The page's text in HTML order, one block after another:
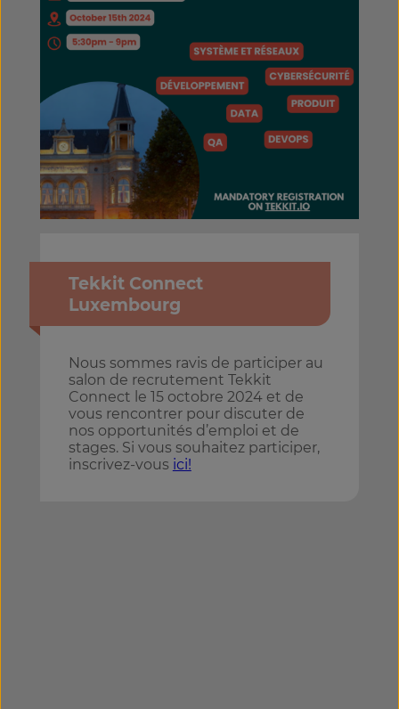
Tekkit Connect
Luxembourg
Nous sommes ravis de participer au
salon de recrutement Tekkit
Connect le 15 octobre 2024 et de
vous rencontrer pour discuter de
nos opportunités d’emploi et de
stages. Si vous souhaitez participer,
inscrivez-vous ici!